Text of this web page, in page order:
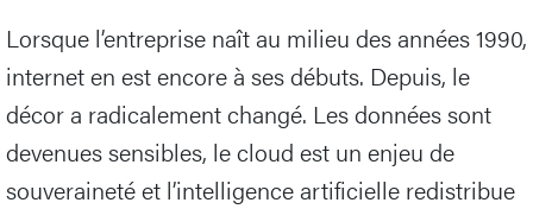
Lorsque l’entreprise naît au milieu des années 1990,
internet en est encore à ses débuts. Depuis, le
décor a radicalement changé. Les données sont
devenues sensibles, le cloud est un enjeu de
souveraineté et l’intelligence artificielle redistribue